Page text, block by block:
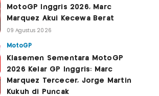
MotoGP Inggris 2026, Marc
Marquez Akui Kecewa Berat
09 Agustus 2026
MotoGP
Klasemen Sementara MotoGP
2026 Kelar GP Inggris: Marc
Marquez Tercecer, Jorge Martin
Kukuh di Puncak